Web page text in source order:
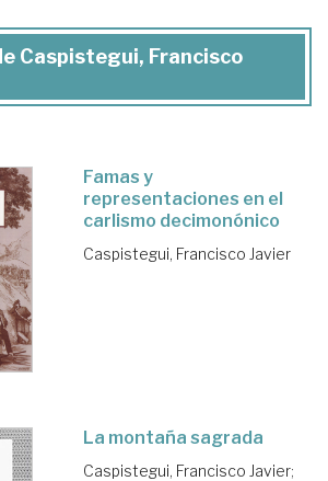
Caspistegui, Francisco
Famas y
representaciones en el
carlismo decimonónico
Caspistegui, Francisco Javier
La montaña sagrada
Caspistegui, Francisco Javier;